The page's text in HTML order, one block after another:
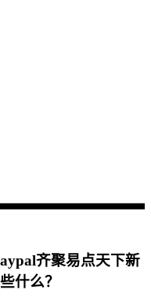
齐聚易点天下新
什么？